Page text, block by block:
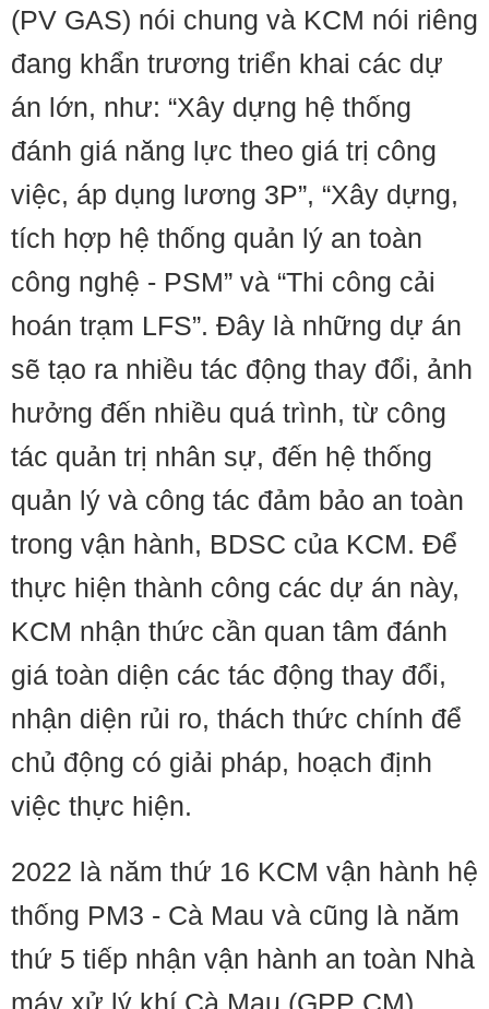
(PV GAS) nói chung và KCM nói riêng
đang khẩn trương triển khai các dự
án lớn, như: “Xây dựng hệ thống
đánh giá năng lực theo giá trị công
việc, áp dụng lương 3P”, “Xây dựng,
tích hợp hệ thống quản lý an toàn
công nghệ - PSM” và “Thi công cải
hoán trạm LFS”. Đây là những dự án
sẽ tạo ra nhiều tác động thay đổi, ảnh
hưởng đến nhiều quá trình, từ công
tác quản trị nhân sự, đến hệ thống
quản lý và công tác đảm bảo an toàn
trong vận hành, BDSC của KCM. Để
thực hiện thành công các dự án này,
KCM nhận thức cần quan tâm đánh
giá toàn diện các tác động thay đổi,
nhận diện rủi ro, thách thức chính để
chủ động có giải pháp, hoạch định
việc thực hiện.
2022 là năm thứ 16 KCM vận hành hệ
thống PM3 - Cà Mau và cũng là năm
thứ 5 tiếp nhận vận hành an toàn Nhà
máy xử lý khí Cà Mau (GPP CM).